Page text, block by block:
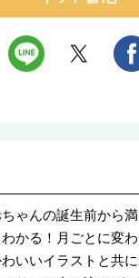
ゃんの誕生前から
かる！月ごとに変わ
いいイラストと共